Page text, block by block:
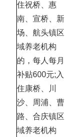
住祝桥、惠
南、宣桥、新
场、航头镇区
域养老机构
的，每人每月
补贴600元;入
住康桥、川
沙、周浦、曹
路、合庆镇区
域养老机构